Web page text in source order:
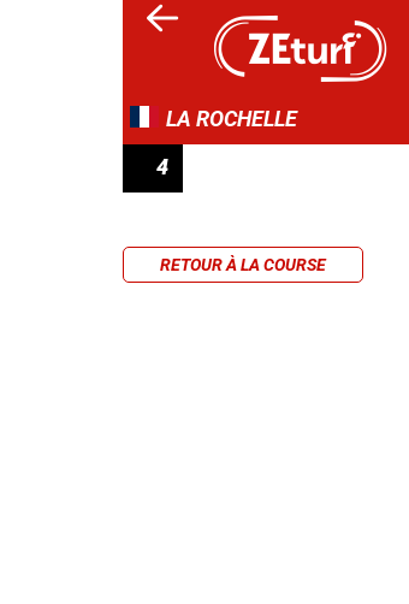
LA ROCHELLE
4
RETOUR À LA COURSE